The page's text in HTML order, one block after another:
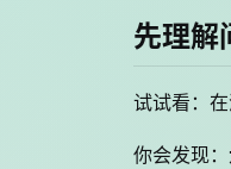
先理解
试试看：
你会发现：